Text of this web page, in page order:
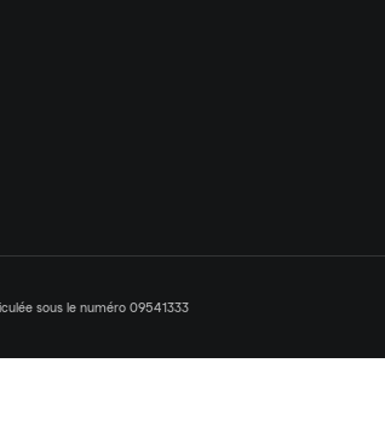
sous le numéro 09541333